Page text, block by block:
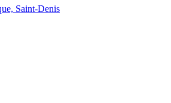
Saint-Denis